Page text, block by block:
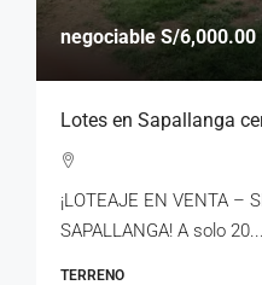
negociableS/6,000.00
Lotes en Sapallanga
¡LOTEAJE EN VENTA –
SAPALLANGA! A solo 20...
TERRENO